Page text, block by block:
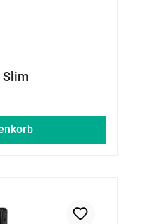
Slim